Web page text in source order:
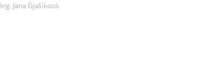
rozhovor či náběr u klienta. Výsledkem je
Ing. Jana Gjašiková